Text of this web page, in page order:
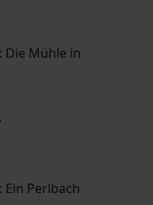
Die Mühle in
Perlbach